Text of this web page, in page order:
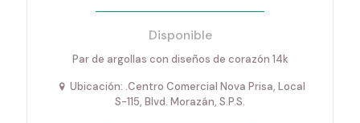
Disponible
Par de argollas con diseños de corazón 14k
Ubicación: .Centro Comercial Nova Prisa, Local
S-115, Blvd. Morazán, S.P.S.